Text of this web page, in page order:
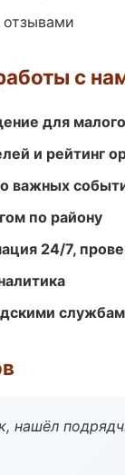
отзывами
с
для
и рейтинг
важных
по району
24/7,
нашёл